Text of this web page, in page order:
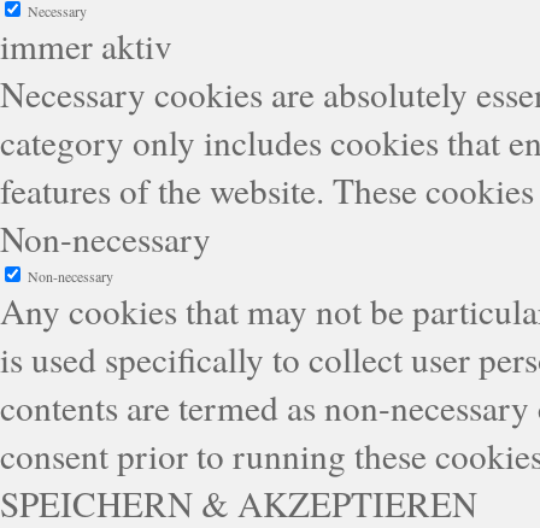
Necessary
immer aktiv
Necessary cookies are absolutely
category only includes cookies that
features of the website. These
Non-necessary
Non-necessary
Any cookies that may not be
is used specifically to collect user
contents are termed as non-
consent prior to running these
SPEICHERN & AKZEPTIEREN